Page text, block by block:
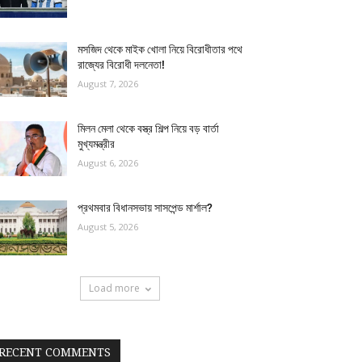
মসজিদ থেকে মাইক খোলা নিয়ে বিরোধীতার পথে
রাজ্যের বিরোধী দলনেতা!
August 7, 2026
মিলন মেলা থেকে বস্ত্র শিল্প নিয়ে বড় বার্তা
মুখ্যমন্ত্রীর
August 6, 2026
প্রথমবার বিধানসভায় সাসপেন্ড মার্শাল?
August 5, 2026
Load more
COMMENTS